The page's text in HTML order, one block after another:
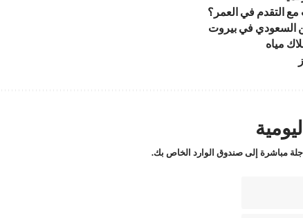
التقدم في العمر؟
السعودي في بيروت
مياه
مباشرة إلى صندوق الوارد الخاص بك.